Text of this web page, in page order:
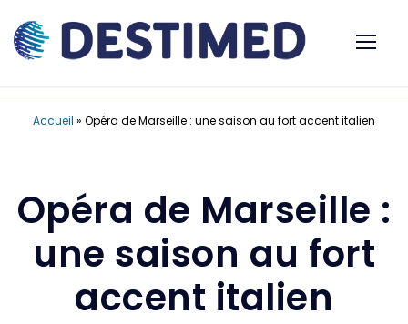
Accueil » Opéra de Marseille : une saison au fort accent italien
Opéra de Marseille :
une saison au fort
accent italien